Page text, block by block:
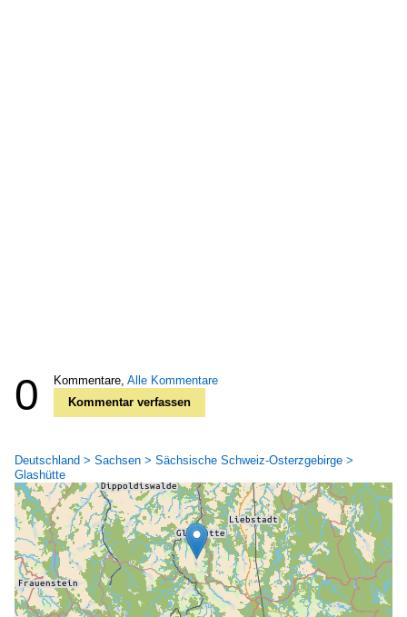
0 Kommentare, Alle Kommentare
Kommentar verfassen
Deutschland > Sachsen > Sächsische Schweiz-Osterzgebirge >
Glashütte